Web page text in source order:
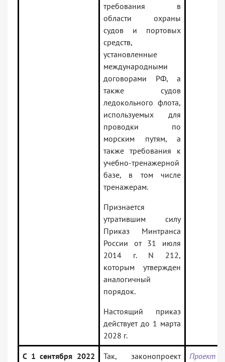
требования в
области охраны
судов и портовых
средств,
установленные
международными
договорами РФ, а
также судов
ледокольного флота,
используемых для
проводки по
морским путям, а
также требования к
учебно-тренажерной
базе, в том числе
тренажерам.
Признается
утратившим силу
Приказ Минтранса
России от 31 июля
2014 г. N 212,
которым утвержден
аналогичный
порядок.
Настоящий приказ
действует до 1 марта
2028 г.
С 1 сентября 2022
Так, законопроект
Проект